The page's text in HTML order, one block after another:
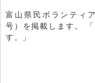
富山県民ボランティ
号）を掲載します。
す。」